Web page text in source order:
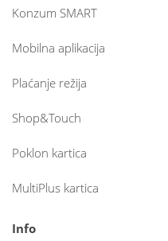
Konzum SMART
Mobilna aplikacija
Plaćanje režija
Shop&Touch
Poklon kartica
MultiPlus kartica
Info